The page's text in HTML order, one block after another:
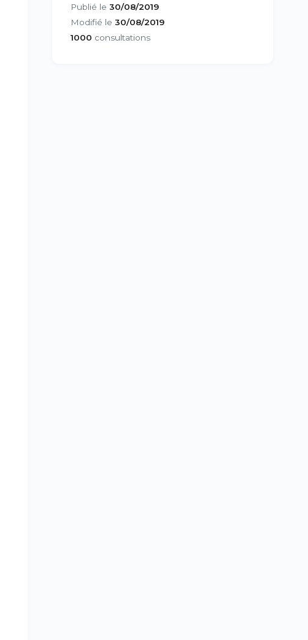
Publié le 30/08/2019
Modifié le 30/08/2019
1000 consultations